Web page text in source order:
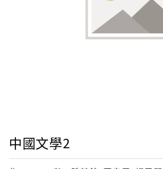
中國文學2